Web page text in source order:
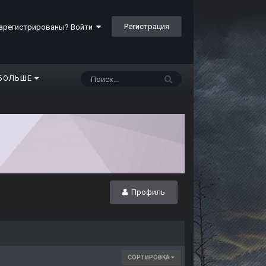
Войти Регистрация
Профиль
СОРТИРОВКА